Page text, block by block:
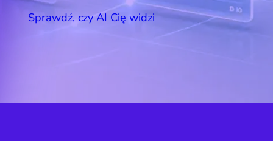
Sprawdź, czy AI Cię widzi